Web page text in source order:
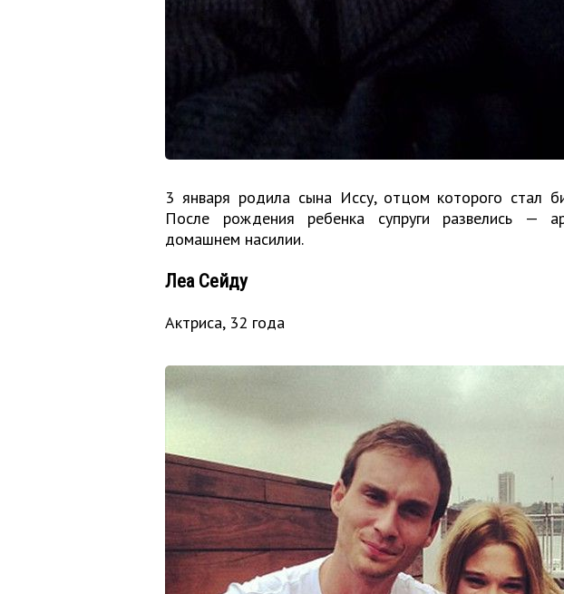
3 января родила сына Иссу, отцом которого стал
После рождения ребенка супруги развелись —
домашнем насилии.
Леа Сейду
Актриса, 32 года